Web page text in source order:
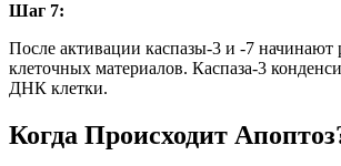
Шаг 7:
После активации каспазы-3 и -7 начинают
клеточных материалов. Каспаза-3
ДНК клетки.
Когда Происходит